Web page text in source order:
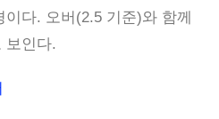
다. 오버(2.5 기준)와 함께
보인다.